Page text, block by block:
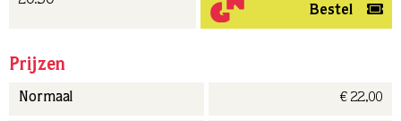
Bestel
Prijzen
Normaal € 22,00